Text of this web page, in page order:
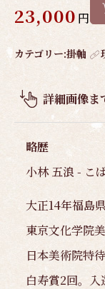
23,000 円
作
概
要
カテゴリー:掛軸
詳細画像ま
略歴
小林 五浪 - こ
大正14年福島
東京文化学院
日本美術院特
白寿賞2回。